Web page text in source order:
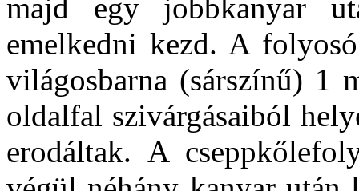
majd egy jobbkanyar
emelkedni kezd. A
világosbarna (sárszínű) 1
oldalfal szivárgásaiból
erodáltak. A